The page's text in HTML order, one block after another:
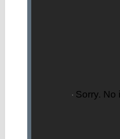
Sorry. No